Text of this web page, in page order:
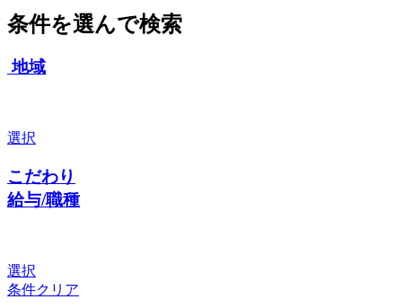
条件を選んで検索
地域
選択
こだわり
給与/職種
選択
条件クリア